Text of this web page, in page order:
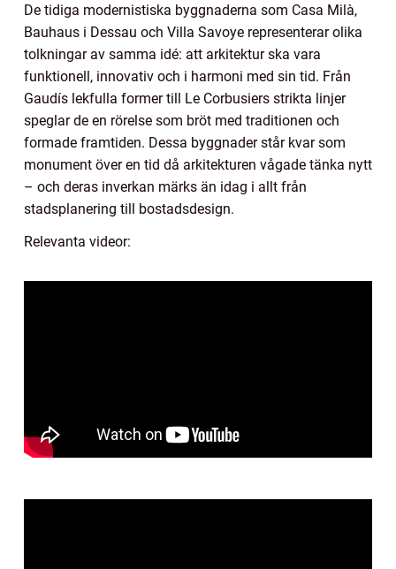
De tidiga modernistiska byggnaderna som Casa Milà,
Bauhaus i Dessau och Villa Savoye representerar olika
tolkningar av samma idé: att arkitektur ska vara
funktionell, innovativ och i harmoni med sin tid. Från
Gaudís lekfulla former till Le Corbusiers strikta linjer
speglar de en rörelse som bröt med traditionen och
formade framtiden. Dessa byggnader står kvar som
monument över en tid då arkitekturen vågade tänka nytt
– och deras inverkan märks än idag i allt från
stadsplanering till bostadsdesign.
Relevanta videor: